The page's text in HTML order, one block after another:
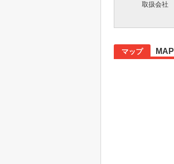
取扱会社
マップ MAP